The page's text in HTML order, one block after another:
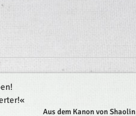
«
Aus dem Kanon von Shaolin